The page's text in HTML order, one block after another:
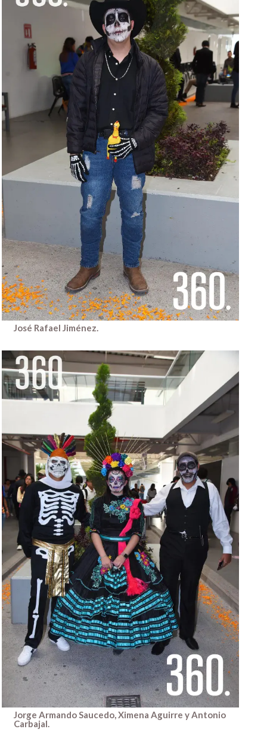
José Rafael Jiménez.
Jorge Armando Saucedo, Ximena Aguirre y Antonio
Carbajal.